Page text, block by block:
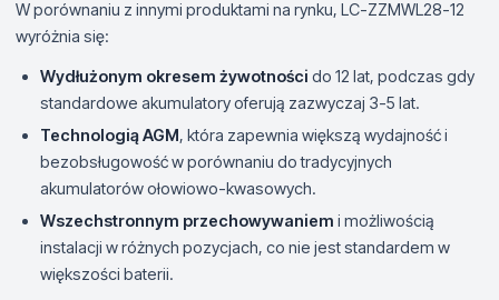
W porównaniu z innymi produktami na rynku, LC-ZZMWL28-12
wyróżnia się:
Wydłużonym okresem żywotności do 12 lat, podczas gdy
standardowe akumulatory oferują zazwyczaj 3-5 lat.
Technologią AGM, która zapewnia większą wydajność i
bezobsługowość w porównaniu do tradycyjnych
akumulatorów ołowiowo-kwasowych.
Wszechstronnym przechowywaniem i możliwością
instalacji w różnych pozycjach, co nie jest standardem w
większości baterii.